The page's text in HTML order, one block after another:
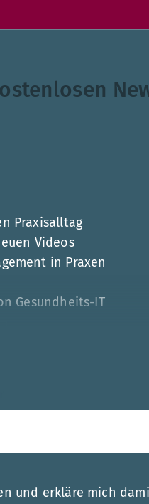
Praxisalltag
Videos
in Praxen
Gesundheits-IT
und erkläre mich